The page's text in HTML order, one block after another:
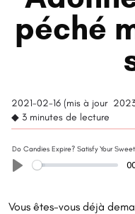
péché
2021-02-16 (mis à jour
◆ 3minutes de lecture
Do Candies Expire? Satisfy Your
Vous êtes-vous déjà